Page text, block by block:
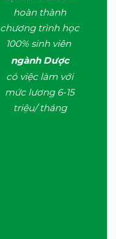
hoàn thành
chương trình học
100% sinh viên
ngành Dược
có việc làm với
mức lương 6-15
triệu/ tháng